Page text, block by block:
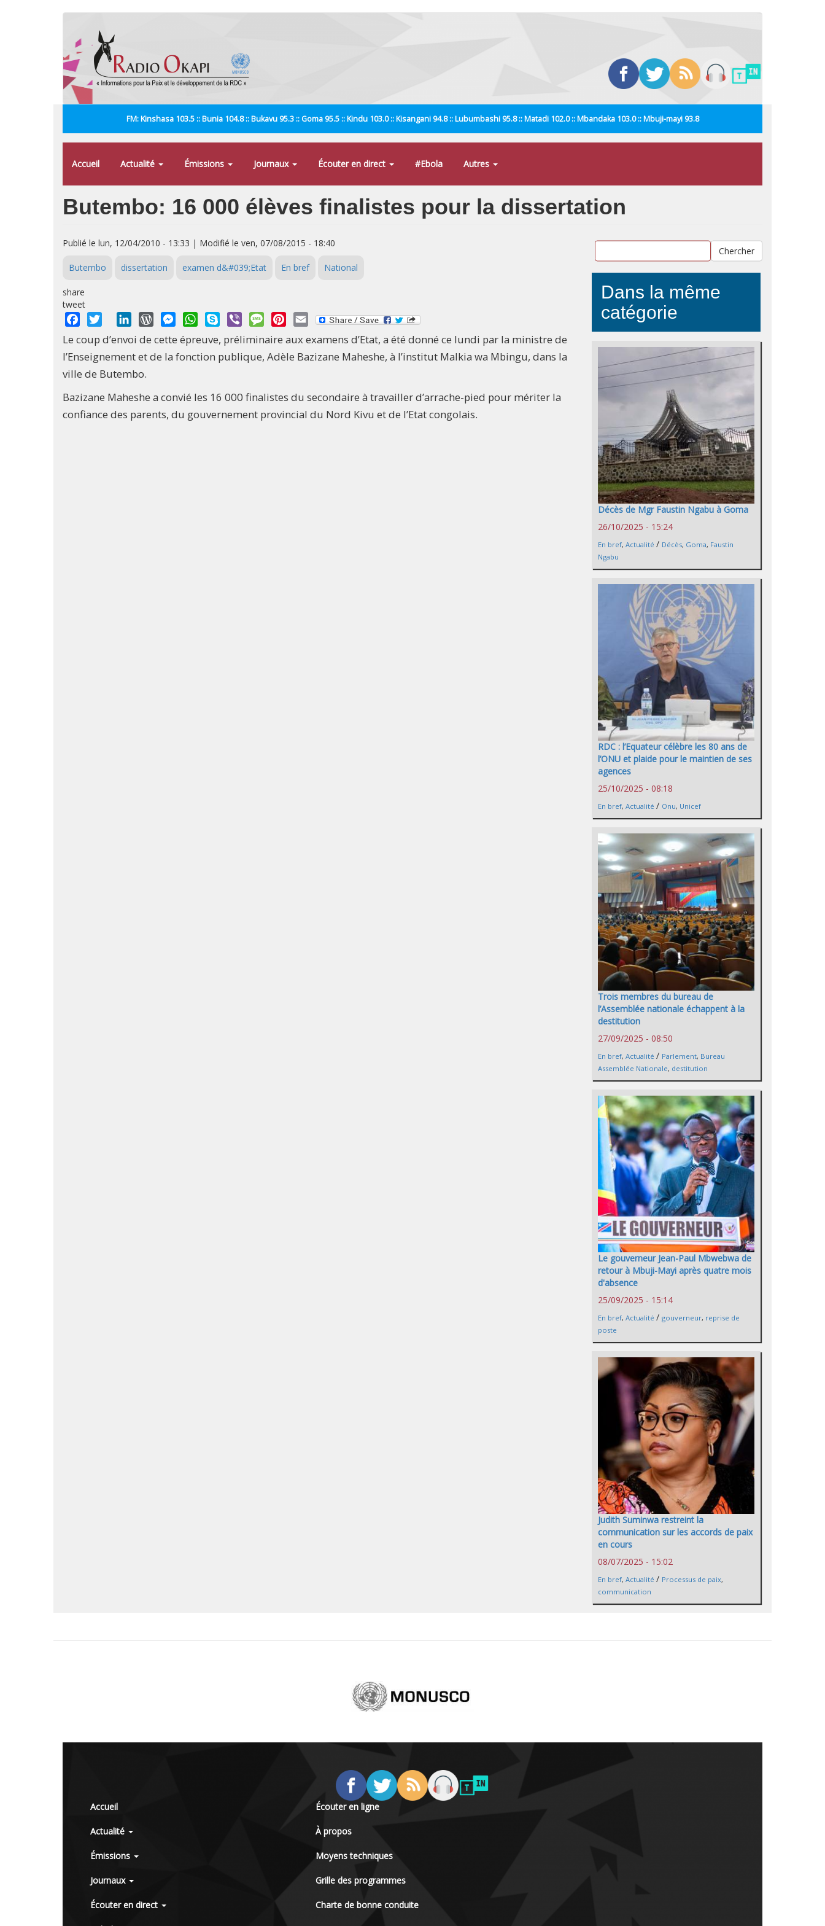
FM: Kinshasa 103.5 :: Bunia 104.8 :: Bukavu 95.3 :: Goma 95.5 :: Kindu 103.0 :: Kisangani 94.8 :: Lubumbashi 95.8 :: Matadi 102.0 :: Mbandaka 103.0 :: Mbuji-mayi 93.8
Accueil Actualité Émissions Journaux Écouter en direct #Ebola Autres
Butembo: 16 000 élèves finalistes pour la dissertation
Publié le lun, 12/04/2010 - 13:33 | Modifié le ven, 07/08/2015 - 18:40
Butembo dissertation examen d&#039;Etat En bref National
share
tweet
Facebook
Twitter LinkedInWordPressMessengerWhatsApp
Skype Viber MessagePinterest
Email
Le coup d’envoi de cette épreuve, préliminaire aux examens d’Etat, a été donné ce lundi par la ministre de
l’Enseignement et de la fonction publique, Adèle Bazizane Maheshe, à l’institut Malkia wa Mbingu, dans la
ville de Butembo.
Bazizane Maheshe a convié les 16 000 finalistes du secondaire à travailler d’arrache-pied pour mériter la
confiance des parents, du gouvernement provincial du Nord Kivu et de l’Etat congolais.
Chercher
Dans la même
catégorie
Décès de Mgr Faustin Ngabu à Goma
26/10/2025 - 15:24
En bref, Actualité / Décès, Goma, Faustin
Ngabu
RDC : l’Equateur célèbre les 80 ans de
l’ONU et plaide pour le maintien de ses
agences
25/10/2025 - 08:18
En bref, Actualité / Onu, Unicef
Trois membres du bureau de
l’Assemblée nationale échappent à la
destitution
27/09/2025 - 08:50
En bref, Actualité / Parlement, Bureau
Assemblée Nationale, destitution
Le gouverneur Jean-Paul Mbwebwa de
retour à Mbuji-Mayi après quatre mois
d'absence
25/09/2025 - 15:14
En bref, Actualité / gouverneur, reprise de
poste
Judith Suminwa restreint la
communication sur les accords de paix
en cours
08/07/2025 - 15:02
En bref, Actualité / Processus de paix,
communication
Accueil
Actualité
Émissions
Journaux
Écouter en direct
Écouter en ligne
À propos
Moyens techniques
Grille des programmes
Charte de bonne conduite